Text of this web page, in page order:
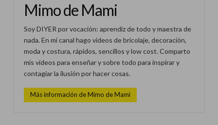
Mimo de Mami
Soy DIYER por vocación: aprendiz de todo y maestra de
nada. En mi canal hago vídeos de bricolaje, decoración,
moda y costura, rápidos, sencillos y low cost. Comparto
mis vídeos para enseñar y sobre todo para inspirar y
contagiar la ilusión por hacer cosas.
Más información de Mimo de Mami